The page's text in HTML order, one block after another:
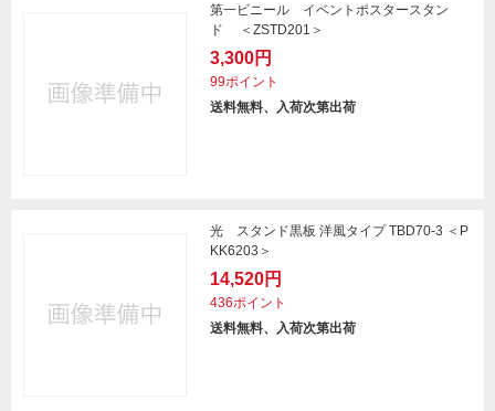
第一ビニール イベントポスタースタン
ド ＜ZSTD201＞
3,300円
99ポイント
送料無料、入荷次第出荷
光 スタンド黒板 洋風タイプ TBD70-3 ＜P
KK6203＞
14,520円
436ポイント
送料無料、入荷次第出荷